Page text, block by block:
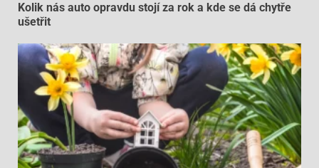
Kolik nás auto opravdu stojí za rok a kde se dá chytře
ušetřit